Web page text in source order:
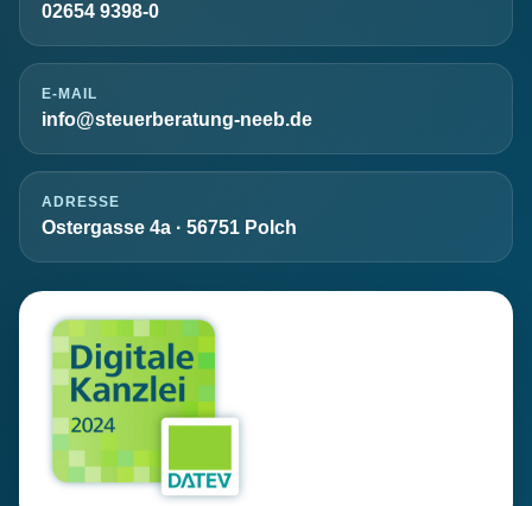
02654 9398-0
E-MAIL
info@steuerberatung-neeb.de
ADRESSE
Ostergasse 4a · 56751 Polch